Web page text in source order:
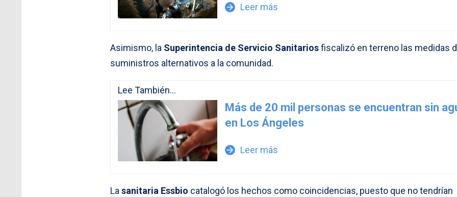
arrow_forward Leer más
Asimismo, la Superintencia de Servicio Sanitariosfiscalizó en terreno las medidas
suministros alternativos a la comunidad.
Lee También...
Más de 20 mil personas se encuentran sin
en Los Ángeles
arrow_forward Leer más
Lasanitaria Essbio catalogó los hechos como coincidencias, puesto que no tendrían